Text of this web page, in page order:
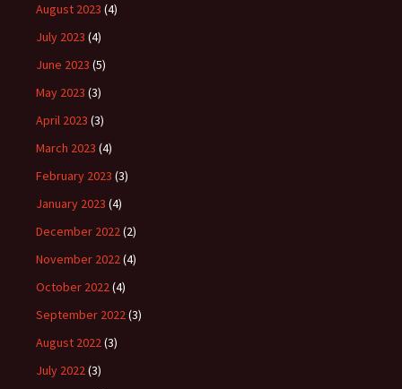
August 2023 (4)
July 2023 (4)
June 2023 (5)
May 2023 (3)
April 2023 (3)
March 2023 (4)
February 2023 (3)
January 2023 (4)
December 2022(2)
November 2022(4)
October 2022(4)
September 2022(3)
August 2022(3)
July 2022(3)